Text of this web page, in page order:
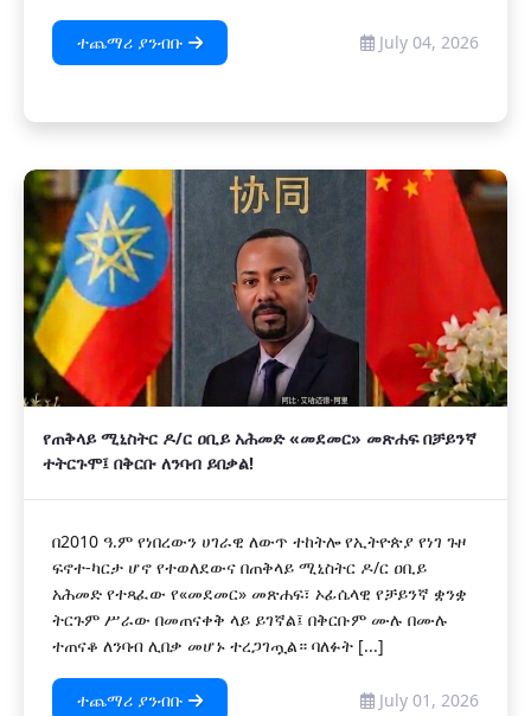
ተጨማሪ ያንብቡ July 04, 2026
የጠቅላይ ሚኒስትር ዶ/ር ዐቢይ አሕመድ «መደመር» መጽሐፍ በቻይንኛ
ተትርጉሞ፤ በቅርቡ ለንባብ ይበቃል!
በ2010 ዓ.ም የነበረውን ሀገራዊ ለውጥ ተከትሎ የኢትዮጵያ የነገ ጉዞ
ፍኖተ-ካርታ ሆኖ የተወለደውና በጠቅላይ ሚኒስትር ዶ/ር ዐቢይ
አሕመድ የተጻፈው የ«መደመር» መጽሐፍ፣ ኦፊሴላዊ የቻይንኛ ቋንቋ
ትርጉም ሥራው በመጠናቀቅ ላይ ይገኛል፤ በቅርቡም ሙሉ በሙሉ
ተጠናቆ ለንባብ ሊበቃ መሆኑ ተረጋገጧል። ባለፉት [...]
ተጨማሪ ያንብቡ July 01, 2026